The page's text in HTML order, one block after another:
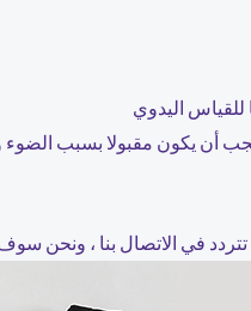
لا تتردد في الاتصال بنا ،